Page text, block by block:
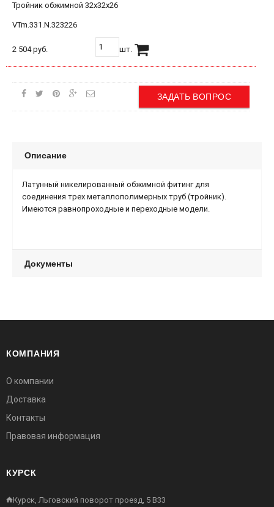
Тройник обжимной 32х32х26
VTm.331.N.323226
2 504 руб. шт.
ЗАДАТЬ ВОПРОС
Описание
Латунный никелированный обжимной фитинг для
соединения трех металлополимерных труб (тройник).
Имеются равнопроходные и переходные модели.
Документы
КОМПАНИЯ
О компании
Доставка
Контакты
Правовая информация
КУРСК
Курск, Льговский поворот проезд, 5 В33